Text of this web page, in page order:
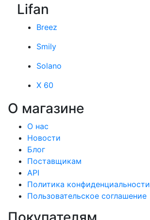
Lifan
Breez
Smily
Solano
X 60
О магазине
О нас
Новости
Блог
Поставщикам
API
Политика конфиденциальности
Пользовательское соглашение